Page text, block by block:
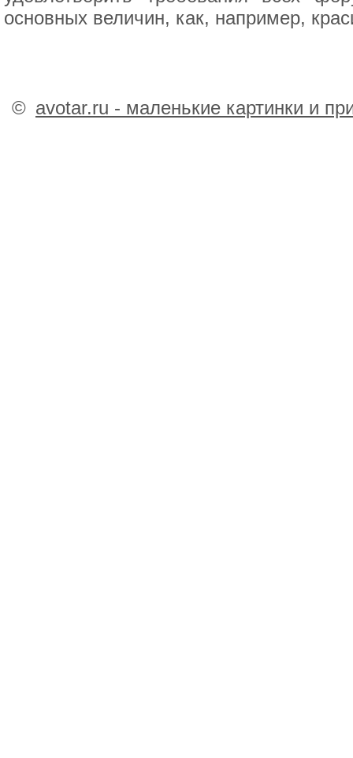
основных величин, как, например,
© avotar.ru - маленькие картинки и